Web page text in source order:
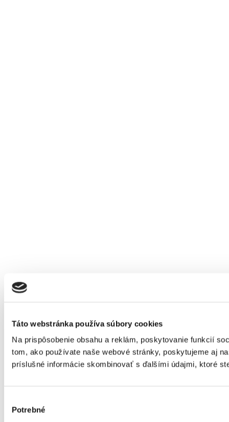
Táto webstránka používa súbory cookies
Na prispôsobenie obsahu a reklám, poskytovanie funkcií
tom, ako používate naše webové stránky, poskytujeme aj
príslušné informácie skombinovať s ďalšími údajmi, ktoré
súhlasu
Potrebné